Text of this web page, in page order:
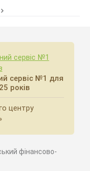
сервіс №1 для
років
центру
фінансово-